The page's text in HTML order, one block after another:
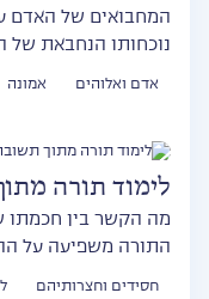
המחבואים של האדם
נוכחותו הנחבאת של
אדם ואלוהים אמונה
לימוד תורה
מה הקשר בין חכמתו
התורה משפיעה על
חסידים וחצרותיהם